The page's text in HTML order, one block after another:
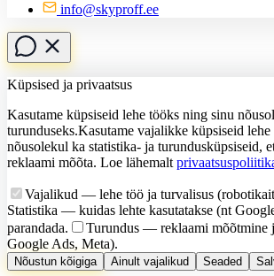
info@skyproff.ee
Küpsised ja privaatsus
Kasutame küpsiseid lehe tööks ning sinu
turunduseks.Kasutame vajalikke küpsiseid
nõusolekul ka statistika- ja turundusküpsiseid,
reklaami mõõta. Loe lähemalt
Vajalikud — lehe töö ja turvalisus
Statistika — kuidas lehte kasutatakse (nt
parandada.
Turundus — reklaami mõõtmine
Google Ads, Meta).
Nõustun kõigiga Ainult vajalikud Seaded